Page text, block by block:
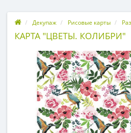
Декупаж Рисовые карты
КАРТА "ЦВЕТЫ. КОЛИБРИ"